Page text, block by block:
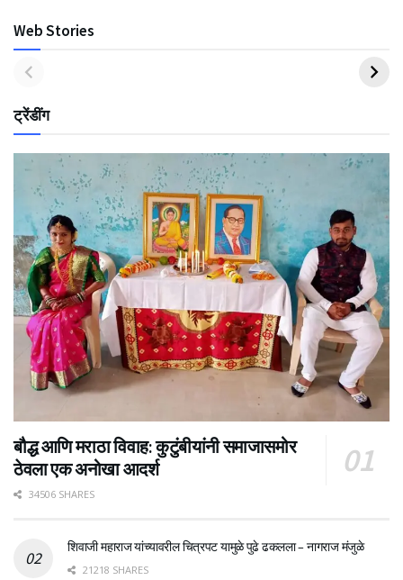
Web Stories
ट्रेंडींग
बौद्ध आणि मराठा विवाह: कुटुंबीयांनी समाजासमोर
ठेवला एक अनोखा आदर्श
34506 SHARES
शिवाजी महाराज यांच्यावरील चित्रपट यामुळे पुढे ढकलला – नागराज मंजुळे
21218 SHARES